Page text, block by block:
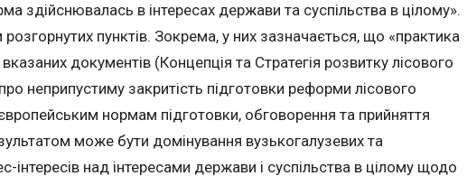
здійснювалась в інтересах держави та суспільства в цілому».
розгорнутих пунктів. Зокрема, у них зазначається, що «практика
документів (Концепція та Стратегія розвитку лісового
неприпустиму закритість підготовки реформи лісового
нормам підготовки, обговорення та прийняття
може бути домінування вузькогалузевих та
інтересів над інтересами держави і суспільства в цілому щодо